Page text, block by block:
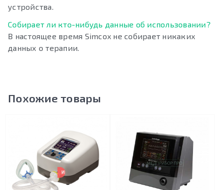
устройства.
Собирает ли кто-нибудь данные об использовании?
В настоящее время Simcox не собирает никаких
данных о терапии.
Похожие товары
ИМЕЕТСЯ ДОП. СКИДКА